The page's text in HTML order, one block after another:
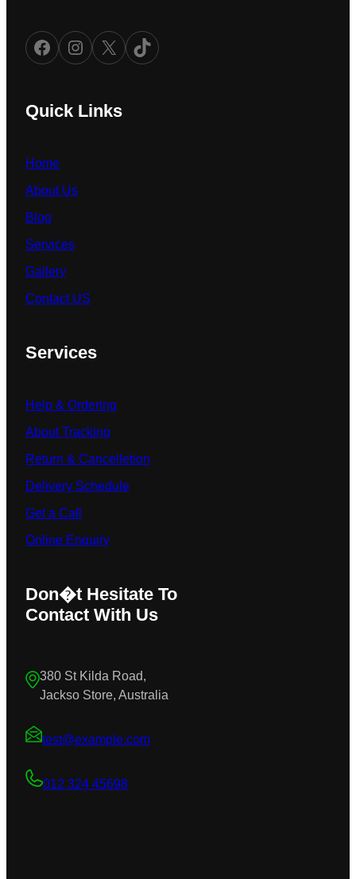
Facebook Instagram X TikTok
Quick Links
Home
About Us
Blog
Services
Gallery
Contact US
Services
Help & Ordering
About Tracking
Return & Cancelletion
Delivery Schedule
Get a Call
Online Enquiry
Don�t Hesitate To
Contact With Us
380 St Kilda Road,
Jackso Store, Australia
test@example.com
012 324 45698